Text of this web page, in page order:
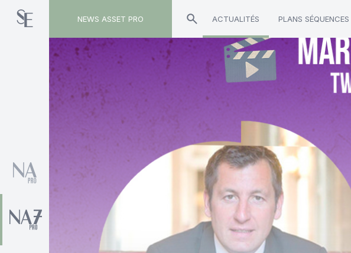
NEWS ASSET PRO ACTUALITÉS PLANS SÉQUENCES
Toute l'actualité sur le tag "Claude Zaouati"